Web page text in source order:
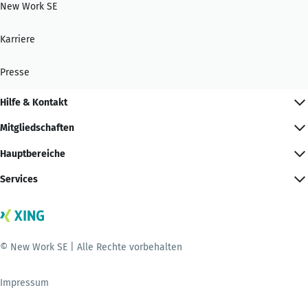
New Work SE
Karriere
Presse
Hilfe & Kontakt
Mitgliedschaften
Hauptbereiche
Services
© New Work SE | Alle Rechte vorbehalten
Impressum